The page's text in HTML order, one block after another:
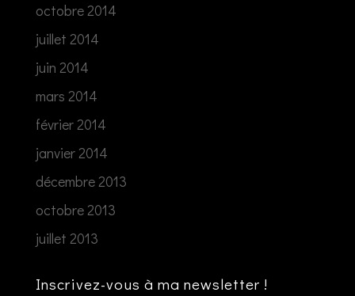
octobre 2014
juillet 2014
juin 2014
mars 2014
février 2014
janvier 2014
décembre 2013
octobre 2013
juillet 2013
Inscrivez-vous à ma newsletter !